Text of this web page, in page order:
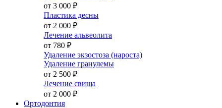
от 3 000 ₽
Пластика десны
от 2 000 ₽
Лечение альвеолита
от 780 ₽
Удаление экзостоза (нароста)
Удаление гранулемы
от 2 500 ₽
Лечение свища
от 2 000 ₽
Ортодонтия